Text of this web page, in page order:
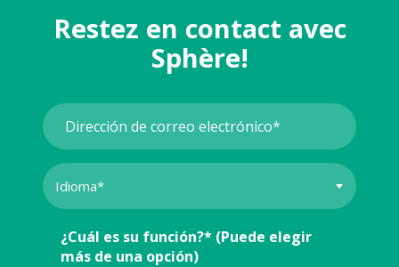
Restez en contact avec
Sphère!
¿Cuál es su función?* (Puede elegir
más de una opción)